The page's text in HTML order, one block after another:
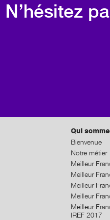
N’hésitez
Qui
Bienvenue
Notre métier
Meilleur
Meilleur
Meilleur
Meilleur
Meilleur
IREF 2017